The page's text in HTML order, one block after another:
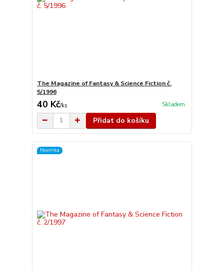
The Magazine of Fantasy & Science Fiction č.
5/1996
40 Kč/ks Skladem
Přidat do košíku
Novinka